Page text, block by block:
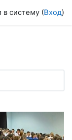
систему (Вход)